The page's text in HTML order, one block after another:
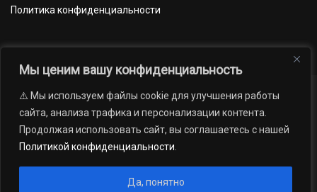
Мы ценим вашу конфиденциальность
⚠️ Мы используем файлы cookie для улучшения работы
сайта, анализа трафика и персонализации контента.
Продолжая использовать сайт, вы соглашаетесь с нашей
Политикой конфиденциальности
Да, понятно
Политика конфиденциальности
Новости Наши проекты
Официально
АРХИВ
16+
газеты «Миасский рабочий»; Областное государственное учреждение
«Издательский дом «Губерния». Все права защищены.
Андрей Петрович Попов